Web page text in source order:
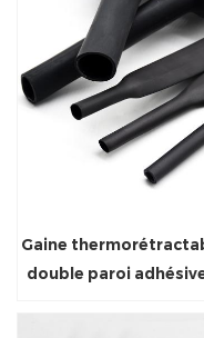
Gaine
double paroi